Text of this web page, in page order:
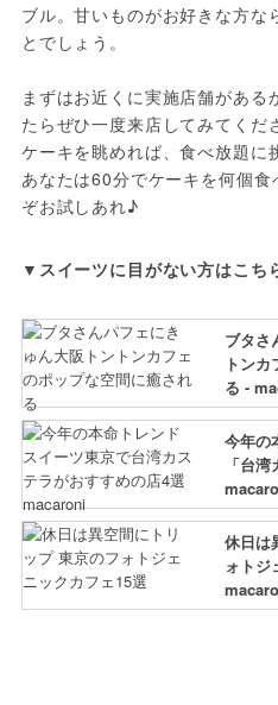
ブル。甘いものがお好きな方な
とでしょう。
まずはお近くに実施店舗があ
たらぜひ一度来店してみてくだ
ケーキを眺めれば、食べ放題に
あなたは60分でケーキを何個
ぞお試しあれ♪
▼スイーツに目がない方はこち
ブタさ
トン
る -
今年の
「台
休日は
ォトジ